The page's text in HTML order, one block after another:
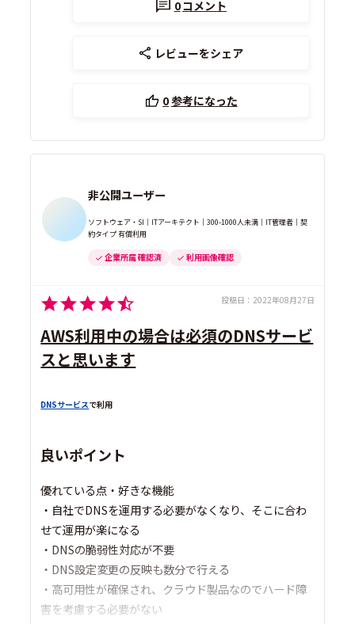
0コメント
レビューをシェア
0参考になった
非公開ユーザー
ソフトウェア・SI｜ITアーキテクト｜300-1000人未満｜IT管理者｜契
約タイプ 有償利用
企業所属 確認済 利用画像確認
投稿日： 2022年08月27日
AWS利用中の場合は必須のDNSサービ
スと思います
DNSサービスで利用
良いポイント
優れている点・好きな機能
・自社でDNSを運用する必要がなくなり、そこに合わ
せて運用が楽になる
・DNSの脆弱性対応が不要
・DNS設定変更の反映も数分で行える
・高可用性が確保され、クラウド製品なのでハード障
害を考慮する必要がない